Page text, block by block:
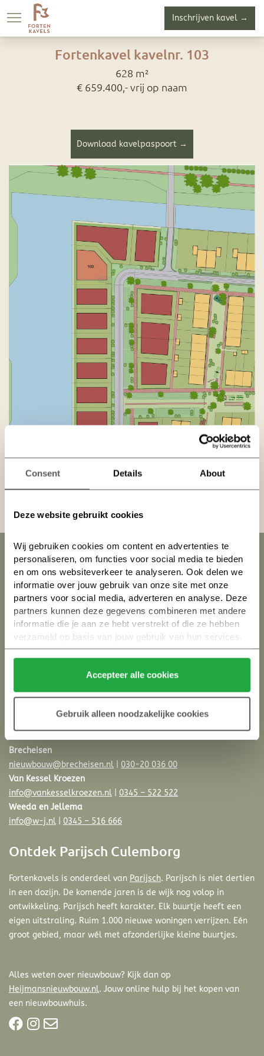
Consent Details About
Deze website gebruikt cookies
Wij gebruiken cookies om content en advertenties te
personaliseren, om functies voor social media te bieden
en om ons websiteverkeer te analyseren. Ook delen we
informatie over jouw gebruik van onze site met onze
partners voor social media, adverteren en analyse. Deze
partners kunnen deze gegevens combineren met andere
informatie die je aan ze hebt verstrekt of die ze hebben
verzameld op basis van jouw gebruik van hun services.
Klik hier voor meer informatie over ons cookiebeleid.
Accepteer alle cookies
Gebruik alleen noodzakelijke cookies
Inschrijven kavel →
Fortenkavel kavelnr. 103
628 m²
€ 659.400,- vrij op naam
Download kavelpaspoort →
Interesse in een Fortenkavel?
Schrijf je in op een Fortenkavel.
Inschrijven kavel →
Wil je meer weten?
Neem contact met ons op viainfo@parijsch.nlof met één van
de makelaars.
Brecheisen
nieuwbouw@brecheisen.nl
030-20 036 00
Van Kessel Kroezen
info@vankesselkroezen.nl
0345 – 522 522
Weeda en Jellema
info@w-j.nl
0345 – 516 666
Ontdek Parijsch Culemborg
Fortenkavels is onderdeel van Parijsch. Parijsch is niet dertien
in een dozijn. De komende jaren is de wijk nog volop in
ontwikkeling. Parijsch heeft karakter. Elk buurtje heeft een
eigen uitstraling. Ruim 1.000 nieuwe woningen verrijzen. Eén
groot gebied, maar wél met afzonderlijke kleine buurtjes.
Alles weten over nieuwbouw? Kijk dan op
Heijmansnieuwbouw.nl. Jouw online hulp bij het kopen van
een nieuwbouwhuis.
Kavelaanbod